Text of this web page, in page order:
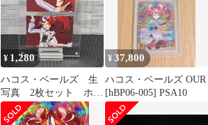
¥ 1,280
ハコス・ベールズ 生
写真 2枚セット ホロ
ライブ 4th fes.
¥37,800
ハコス・ベールズ OUR
[hBP06-005] PSA10